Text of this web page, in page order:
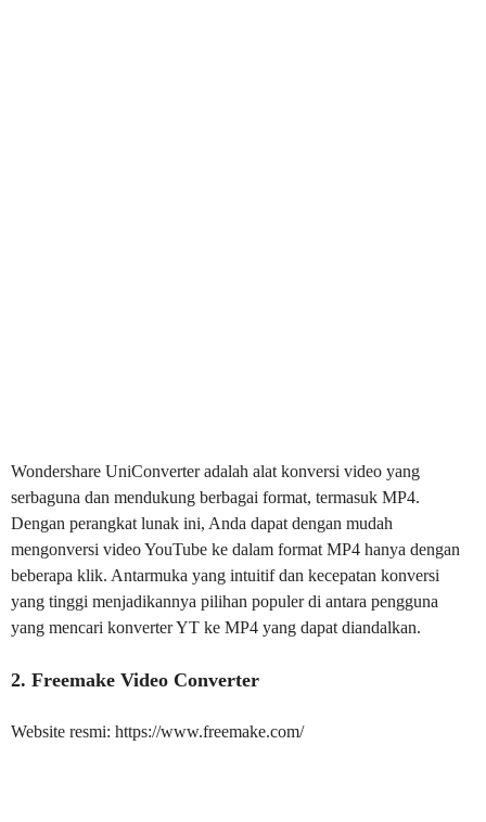
Wondershare UniConverter adalah alat konversi video yang
serbaguna dan mendukung berbagai format, termasuk MP4.
Dengan perangkat lunak ini, Anda dapat dengan mudah
mengonversi video YouTube ke dalam format MP4 hanya dengan
beberapa klik. Antarmuka yang intuitif dan kecepatan konversi
yang tinggi menjadikannya pilihan populer di antara pengguna
yang mencari konverter YT ke MP4 yang dapat diandalkan.
2. Freemake Video Converter
Website resmi: https://www.freemake.com/